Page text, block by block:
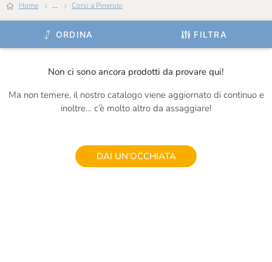
Home ... Corsi a Pinerolo
ORDINA FILTRA
Non ci sono ancora prodotti da provare qui!
Ma non temere, il nostro catalogo viene aggiornato di continuo e
inoltre… c’è molto altro da assaggiare!
DAI UN'OCCHIATA